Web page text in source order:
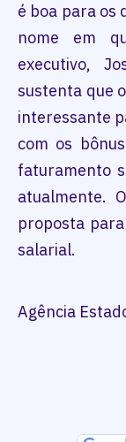
é boa para os
nome em
executivo,
sustenta que
interessante
com os
faturamento
atualmente.
proposta
salarial.
Agência